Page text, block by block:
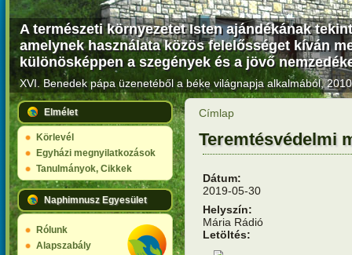
A természeti környezetet Isten ajándékának
amelynek használata közös felelősséget kíván
különösképpen a szegények és a jövő
XVI. Benedek pápa üzenetéből a béke világnapja alkalmából,
Elmélet
Körlevél
Egyházi megnyilatkozások
Tanulmányok, Cikkek
Naphimnusz Egyesület
Rólunk
Alapszabály
Címlap
Teremtésvédelmi
Dátum:
2019-05-30
Helyszín:
Mária Rádió
Letöltés: